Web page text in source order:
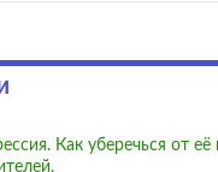
Как уберечься от